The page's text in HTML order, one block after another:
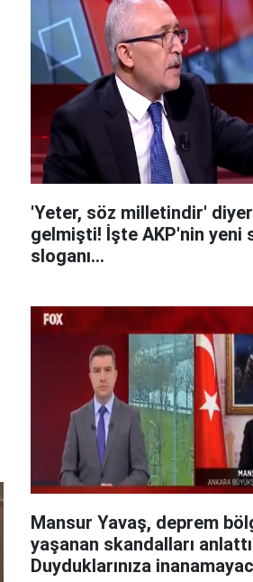
'Yeter, söz milletindir'
gelmişti! İşte AKP'nin yeni
sloganı...
Mansur Yavaş, deprem
yaşanan skandalları
Duyduklarınıza